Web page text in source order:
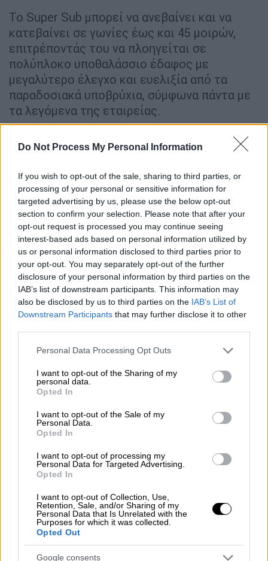
Do Not Process My Personal Information
If you wish to opt-out of the sale, sharing to third parties, or
processing of your personal or sensitive information for
targeted advertising by us, please use the below opt-out
section to confirm your selection. Please note that after your
opt-out request is processed you may continue seeing
interest-based ads based on personal information utilized by
us or personal information disclosed to third parties prior to
your opt-out. You may separately opt-out of the further
disclosure of your personal information by third parties on the
IAB’s list of downstream participants. This information may
also be disclosed by us to third parties on the IAB’s List of
Downstream Participants that may further disclose it to other
Please note that this website/app uses one or more Google
not limited to your visit or usage behaviour. You may click to
grant or deny consent to Google and its third-party tags to
use your data for below specified purposes in below Google
consent section.
Personal Data Processing Opt Outs
I want to opt-out of the Sharing of my
personal data.
Opted In
I want to opt-out of the Sale of my
Personal Data.
Opted In
I want to opt-out of processing my
Personal Data for Targeted Advertising.
Opted In
I want to opt-out of Collection, Use,
Retention, Sale, and/or Sharing of my
Personal Data that Is Unrelated with the
Purposes for which it was collected.
Opted Out
Google consents
Το Super Sub μπορεί να ανεβαίνει και να
κατεβαίνει σε γωνίες έως και 45 μοιρών,
επιτρέποντάς του να πλοηγείται σε
πολύπλοκο υποθαλάσσιο έδαφος με
μεγαλύτερο έλεγχο και ευελιξία από τα
παραδοσιακά υποβρύχια, σύμφωνα πάντα με
τα λεγόμενα της εταιρείας.
Υποβρύχιο supercar
Και ταχύτητα και εξερεύνηση
Με το επιχειρησιακό βάθος των 300 μέτρων
σχεδιαστεί ώστε να συνδυάζει ταχύτητα με
δυνατότητα εκτεταμένης εξερεύνησης.
Ο κατασκευαστής U-Boat Worx, υπέβαλε το
σκάφος σε εντατικές δοκιμές στα ανοικτά
του Κουρασάο, ενός νησιού βόρεια της
Βενεζουέλας.